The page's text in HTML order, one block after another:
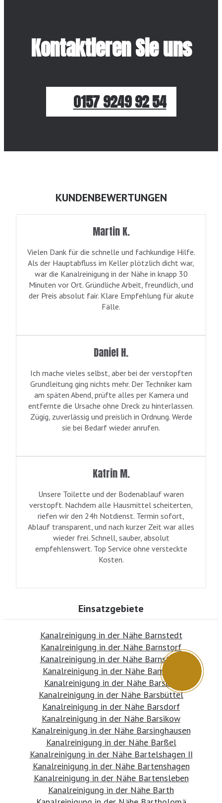
Kontaktieren Sie uns
0157 9249 92 54
KUNDENBEWERTUNGEN
Martin K.
Vielen Dank für die schnelle und fachkundige Hilfe.
Als der Hauptabfluss im Keller plötzlich dicht war,
war die Kanalreinigung in der Nähe in knapp 30
Minuten vor Ort. Gründliche Arbeit, freundlich, und
der Preis absolut fair. Klare Empfehlung für akute
Fälle.
Daniel H.
Ich mache vieles selbst, aber bei der verstopften
Grundleitung ging nichts mehr. Der Techniker kam
am späten Abend, prüfte alles per Kamera und
entfernte die Ursache ohne Dreck zu hinterlassen.
Zügig, zuverlässig und preislich in Ordnung. Werde
sie bei Bedarf wieder anrufen.
Katrin M.
Unsere Toilette und der Bodenablauf waren
verstopft. Nachdem alle Hausmittel scheiterten,
riefen wir den 24h Notdienst. Termin sofort,
Ablauf transparent, und nach kurzer Zeit war alles
wieder frei. Schnell, sauber, absolut
empfehlenswert. Top Service ohne versteckte
Kosten.
Einsatzgebiete
Kanalreinigung in der Nähe Barnstedt
Kanalreinigung in der Nähe Barnstorf
Kanalreinigung in der Nähe Barnstädt
Kanalreinigung in der Nähe Barntrup
Kanalreinigung in der Nähe Barsbek
Kanalreinigung in der Nähe Barsbüttel
Kanalreinigung in der Nähe Barsdorf
Kanalreinigung in der Nähe Barsikow
Kanalreinigung in der Nähe Barsinghausen
Kanalreinigung in der Nähe Barßel
Kanalreinigung in der Nähe Bartelshagen II
Kanalreinigung in der Nähe Bartenshagen
Kanalreinigung in der Nähe Bartensleben
Kanalreinigung in der Nähe Barth